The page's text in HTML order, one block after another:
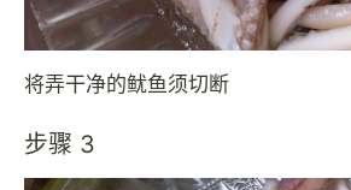
将弄干净的鱿鱼须切断
步骤 3